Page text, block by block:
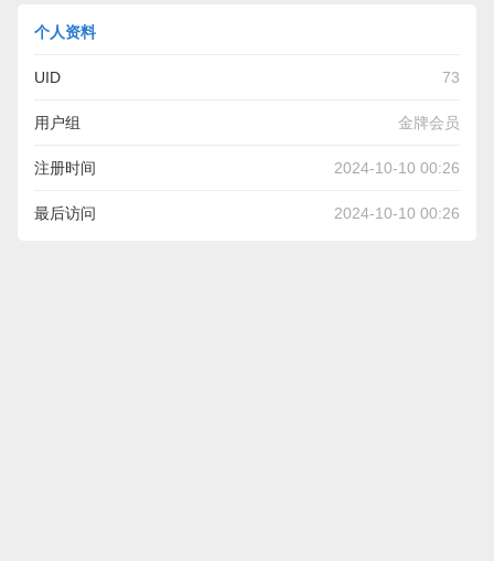
个人资料
UID 73
用户组 金牌会员
注册时间 2024-10-10 00:26
最后访问 2024-10-10 00:26